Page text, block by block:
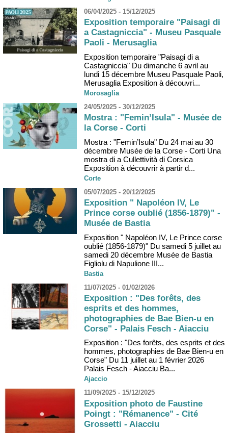
06/04/2025 - 15/12/2025
Exposition temporaire "Paisagi di
a Castagniccia" - Museu Pasquale
Paoli - Merusaglia
Exposition temporaire "Paisagi di a
Castagniccia" Du dimanche 6 avril au
lundi 15 décembre Museu Pasquale Paoli,
Merusaglia Exposition à découvri...
Morosaglia
24/05/2025 - 30/12/2025
Mostra : "Femin’Isula" - Musée de
la Corse - Corti
Mostra : "Femin’Isula" Du 24 mai au 30
décembre Musée de la Corse - Corti Una
mostra di a Cullettività di Corsica
Exposition à découvrir à partir d...
Corte
05/07/2025 - 20/12/2025
Exposition " Napoléon IV, Le
Prince corse oublié (1856-1879)" -
Musée de Bastia
Exposition " Napoléon IV, Le Prince corse
oublié (1856-1879)" Du samedi 5 juillet au
samedi 20 décembre Musée de Bastia
Figliolu di Napulione III...
Bastia
11/07/2025 - 01/02/2026
Exposition : "Des forêts, des
esprits et des hommes,
photographies de Bae Bien-u en
Corse" - Palais Fesch - Aiacciu
Exposition : "Des forêts, des esprits et des
hommes, photographies de Bae Bien-u en
Corse" Du 11 juillet au 1 février 2026
Palais Fesch - Aiacciu Ba...
Ajaccio
11/09/2025 - 15/12/2025
Exposition photo de Faustine
Poingt : "Rémanence" - Cité
Grossetti - Aiacciu